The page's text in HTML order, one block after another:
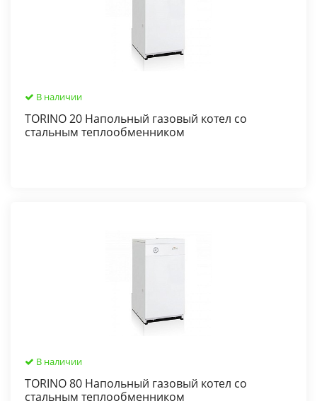
В наличии
TORINO 20 Напольный газовый котел со
стальным теплообменником
В наличии
TORINO 80 Напольный газовый котел со
стальным теплообменником